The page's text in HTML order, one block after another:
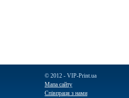
© 2012 - VIP-Print.ua
Мапа сайту
Співпраця з нами